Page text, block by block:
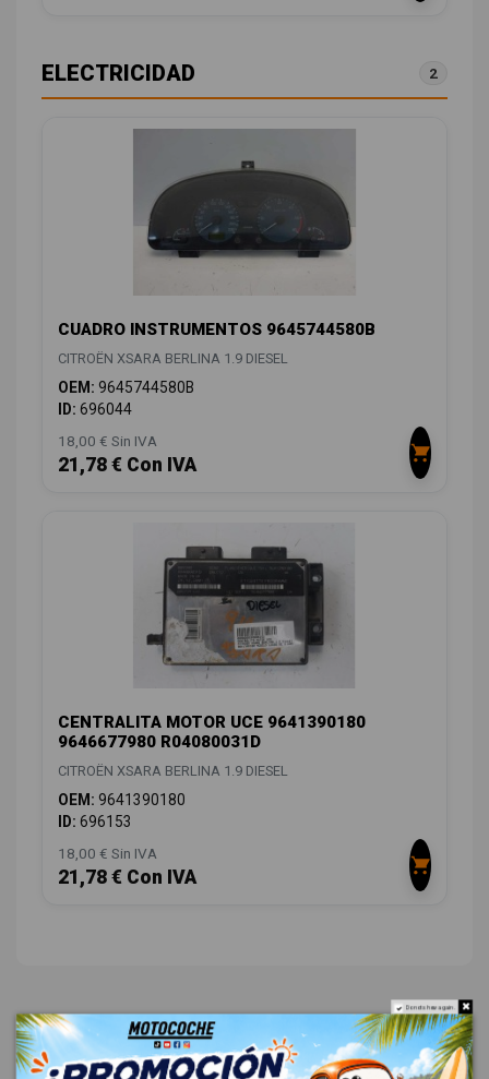
ELECTRICIDAD 2
CUADRO INSTRUMENTOS 9645744580B
CITROËN XSARA BERLINA 1.9 DIESEL
OEM: 9645744580B
ID: 696044
18,00 € Sin IVA
21,78 € Con IVA
CENTRALITA MOTOR UCE 9641390180
9646677980 R04080031D
CITROËN XSARA BERLINA 1.9 DIESEL
OEM: 9641390180
ID: 696153
18,00 € Sin IVA
21,78 € Con IVA
Do not show again.